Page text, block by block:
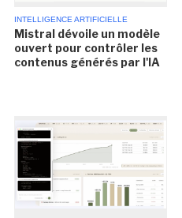
INTELLIGENCE ARTIFICIELLE
Mistral dévoile un modèle
ouvert pour contrôler les
contenus générés par l'IA